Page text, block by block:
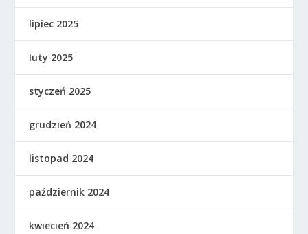
lipiec 2025
luty 2025
styczeń 2025
grudzień 2024
listopad 2024
październik 2024
kwiecień 2024